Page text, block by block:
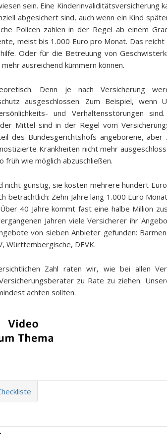
sein. Eine Kinderinvaliditätsversicherung
abgesichert sind, auch wenn ein Kind
Policen zahlen in der Regel ab einem
meist bis 1.000 Euro pro Monat. Das
Oder für die Betreuung von
ausreichend kümmern können.
Denn je nach Versicherung
ausgeschlossen. Zum Beispiel, wenn
und Verhaltensstörungen
Mittel sind in der Regel vom
des Bundesgerichtshofs angeborene,
Krankheiten nicht mehr
früh wie möglich abzuschließen.
nicht günstig, sie kosten mehrere hundert
beträchtlich: Zehn Jahre lang 1.000 Euro
40 Jahre kommt fast eine halbe Million
Jahren viele Versicherer ihr
von sieben Anbieter gefunden:
Württembergische, DEVK.
Zahl raten wir, wie bei allen
zu Rate zu ziehen.
achten sollten.